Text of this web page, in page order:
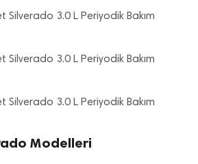
Silverado 3.0 L Periyodik Bakım
Silverado 3.0 L Periyodik Bakım
Silverado 3.0 L Periyodik Bakım
Modelleri